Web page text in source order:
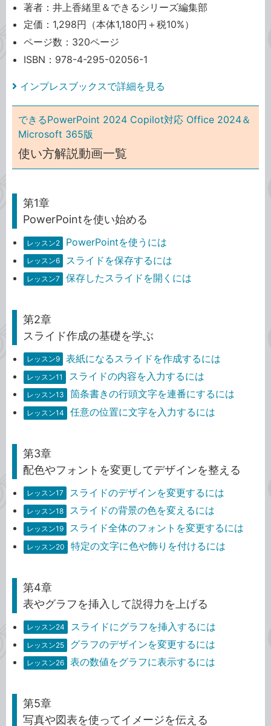
著者：井上香緒里＆できるシリーズ編集部
定価：1,298円（本体1,180円＋税10%）
ページ数：320ページ
ISBN：978-4-295-02056-1
インプレスブックスで詳細を見る
できるPowerPoint 2024 Copilot対応 Office 2024＆
Microsoft 365版
使い方解説動画一覧
第1章
PowerPointを使い始める
レッスン2 PowerPointを使うには
レッスン6 スライドを保存するには
レッスン7 保存したスライドを開くには
第2章
スライド作成の基礎を学ぶ
レッスン9 表紙になるスライドを作成するには
レッスン11 スライドの内容を入力するには
レッスン13 箇条書きの行頭文字を連番にするには
レッスン14 任意の位置に文字を入力するには
第3章
配色やフォントを変更してデザインを整える
レッスン17 スライドのデザインを変更するには
レッスン18 スライドの背景の色を変えるには
レッスン19 スライド全体のフォントを変更するには
レッスン20 特定の文字に色や飾りを付けるには
第4章
表やグラフを挿入して説得力を上げる
レッスン24 スライドにグラフを挿入するには
レッスン25 グラフのデザインを変更するには
レッスン26 表の数値をグラフに表示するには
第5章
写真や図表を使ってイメージを伝える